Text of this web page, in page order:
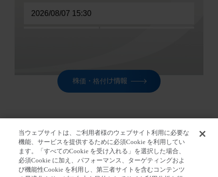
ホーム > 株主・投資家の皆さま > IR ニュー
ス >
2022年3月期 第2四半期 決算発表の情報を掲載しま
した。
株価・格付け情報
当ウェブサイトは、ご利用者様のウェブサイト利用に必要な
機能、サービスを提供するために必須Cookie を利用してい
ます。「すべてのCookie を受け入れる」を選択した場合、
必須Cookie に加え、パフォーマンス、ターゲティングおよ
び機能性Cookie を利用し、第三者サイトを含むコンテンツ